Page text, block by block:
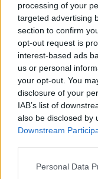
processing of your
targeted advertising
section to confirm
opt-out request is
interest-based ads
us or personal
your opt-out. You
disclosure of your
IAB’s list of
also be disclosed by
Downstream
Please note that
Personal Data
Ο διεθνής άσος
το ποσό των
συνδράμει
εκκλησίας.